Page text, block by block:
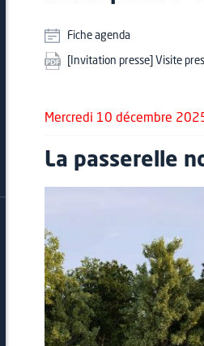
Fiche agenda
[Invitation presse] Visite
Mercredi 10 décembre
La passerelle